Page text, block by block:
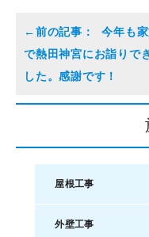
今年も
で熱田神宮にお詣りで
した。感謝です！
屋根工事
外壁工事